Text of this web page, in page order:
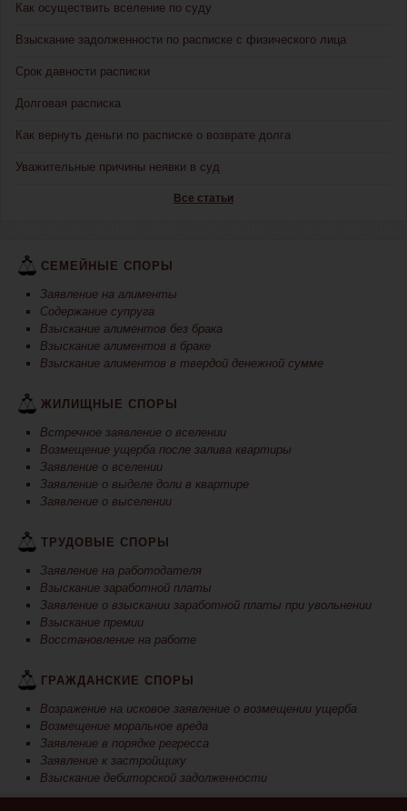
Как осуществить вселение по суду
Взыскание задолженности по расписке с физического лица
Срок давности расписки
Долговая расписка
Как вернуть деньги по расписке о возврате долга
Уважительные причины неявки в суд
Все статьи
СЕМЕЙНЫЕ СПОРЫ
Заявление на алименты
Содержание супруга
Взыскание алиментов без брака
Взыскание алиментов в браке
Взыскание алиментов в твердой денежной сумме
ЖИЛИЩНЫЕ СПОРЫ
Встречное заявление о вселении
Возмещение ущерба после залива квартиры
Заявление о вселении
Заявление о выделе доли в квартире
Заявление о выселении
ТРУДОВЫЕ СПОРЫ
Заявление на работодателя
Взыскание заработной платы
Заявление о взыскании заработной платы при увольнении
Взыскание премии
Восстановление на работе
ГРАЖДАНСКИЕ СПОРЫ
Возражение на исковое заявление о возмещении ущерба
Возмещение моральное вреда
Заявление в порядке регресса
Заявление к застройщику
Взыскание дебиторской задолженности